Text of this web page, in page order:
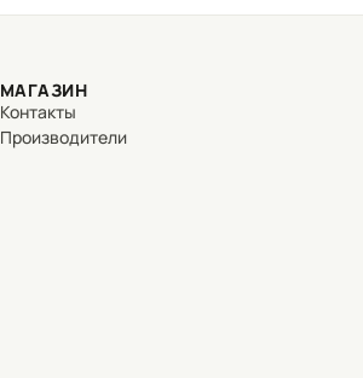
МАГАЗИН
Контакты
Производители